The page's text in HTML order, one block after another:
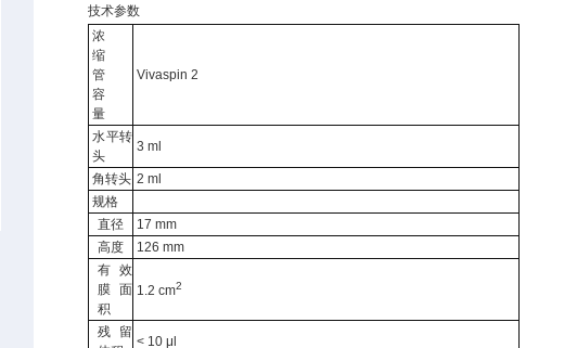
技术参数
浓
缩
管
容
量
Vivaspin 2
水平转
头
3 ml
角转头 2 ml
规格
直径
17 mm
高度
126 mm
有效
膜面
积
1.2 cm2
残留
< 10 μl